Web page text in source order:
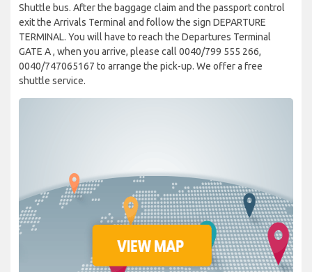
Shuttle bus. After the baggage claim and the passport control
exit the Arrivals Terminal and follow the sign DEPARTURE
TERMINAL. You will have to reach the Departures Terminal
GATE A , when you arrive, please call 0040/799 555 266,
0040/747065167 to arrange the pick-up. We offer a free
shuttle service.